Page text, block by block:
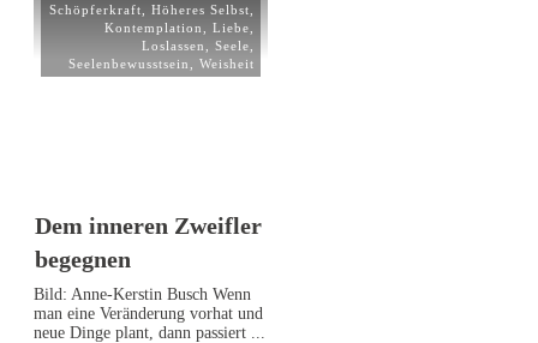
Schöpferkraft
Höheres Selbst
Kontemplation
Liebe
Loslassen
Seele
Seelenbewusstsein
Weisheit
Dem inneren Zweifler
begegnen
Bild: Anne-Kerstin Busch Wenn
man eine Veränderung vorhat und
neue Dinge plant, dann passiert